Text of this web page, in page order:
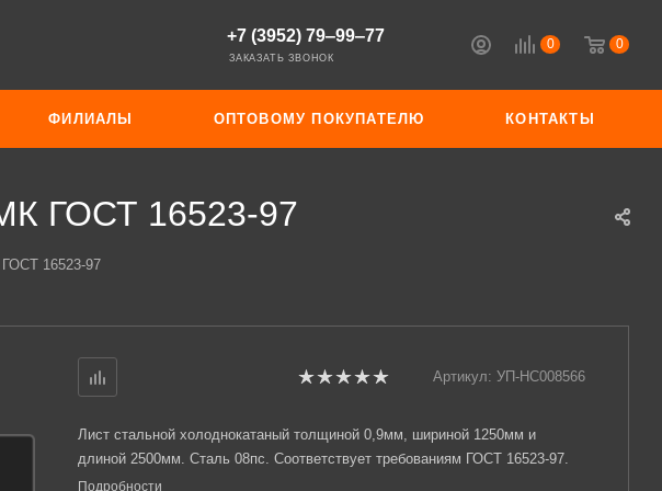
0 0
+7 (3952) 79‒99‒77
ЗАКАЗАТЬ ЗВОНОК
ФИЛИАЛЫ ОПТОВОМУ ПОКУПАТЕЛЮ КОНТАКТЫ
ГОСТ 16523-97
16523-97
Артикул: УП-НС008566
Лист стальной холоднокатаный толщиной 0,9мм, шириной 1250мм и
длиной 2500мм. Сталь 08пс. Соответствует требованиям ГОСТ 16523-97.
Подробности